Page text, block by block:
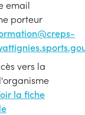
email
porteur
vers la
la fiche